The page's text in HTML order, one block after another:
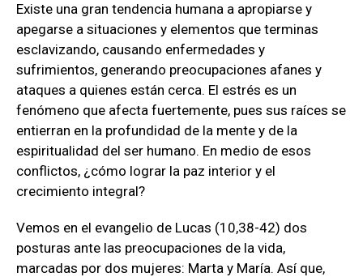
Existe una gran tendencia humana a apropiarse y
apegarse a situaciones y elementos que terminas
esclavizando, causando enfermedades y
sufrimientos, generando preocupaciones afanes y
ataques a quienes están cerca. El estrés es un
fenómeno que afecta fuertemente, pues sus raíces se
entierran en la profundidad de la mente y de la
espiritualidad del ser humano. En medio de esos
conflictos, ¿cómo lograr la paz interior y el
crecimiento integral?
Vemos en el evangelio de Lucas (10,38-42) dos
posturas ante las preocupaciones de la vida,
marcadas por dos mujeres: Marta y María. Así que,